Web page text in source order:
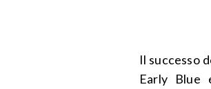
Il successo
Early Blue